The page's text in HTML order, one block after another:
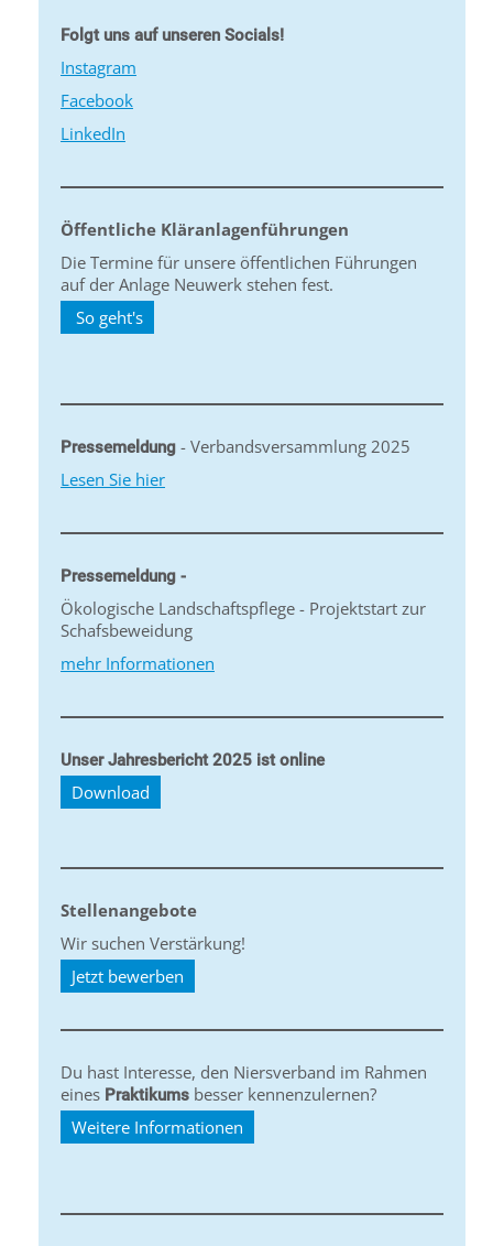
Folgt uns auf unseren Socials!
Instagram
Facebook
LinkedIn
Öffentliche Kläranlagenführungen
Die Termine für unsere öffentlichen Führungen
auf der Anlage Neuwerk stehen fest.
So geht's
Pressemeldung - Verbandsversammlung 2025
Lesen Sie hier
Pressemeldung -
Ökologische Landschaftspflege - Projektstart zur
Schafsbeweidung
mehr Informationen
Unser Jahresbericht 2025 ist online
Download
Stellenangebote
Wir suchen Verstärkung!
Jetzt bewerben
Du hast Interesse, den Niersverband im Rahmen
eines Praktikums besser kennenzulernen?
Weitere Informationen